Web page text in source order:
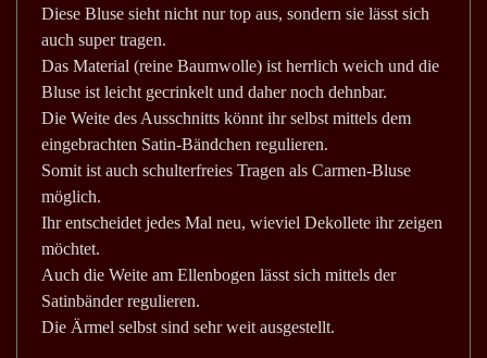
Diese Bluse sieht nicht nur top aus, sondern sie lässt sich
auch super tragen.
Das Material (reine Baumwolle) ist herrlich weich und die
Bluse ist leicht gecrinkelt und daher noch dehnbar.
Die Weite des Ausschnitts könnt ihr selbst mittels dem
eingebrachten Satin-Bändchen regulieren.
Somit ist auch schulterfreies Tragen als Carmen-Bluse
möglich.
Ihr entscheidet jedes Mal neu, wieviel Dekollete ihr zeigen
möchtet.
Auch die Weite am Ellenbogen lässt sich mittels der
Satinbänder regulieren.
Die Ärmel selbst sind sehr weit ausgestellt.